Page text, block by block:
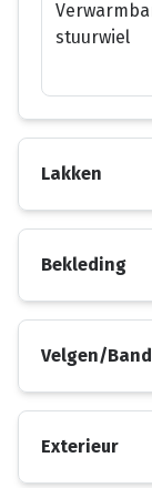
stuurwiel
Lakken
Bekleding
Velgen/
Exterieur